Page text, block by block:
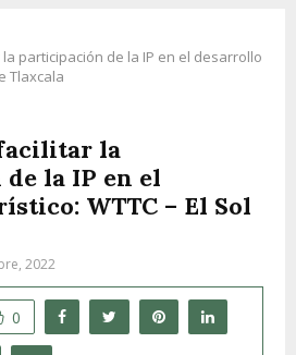
participación de la IP en el desarrollo
Tlaxcala
la
la IP en el
WTTC – El Sol
2022
0